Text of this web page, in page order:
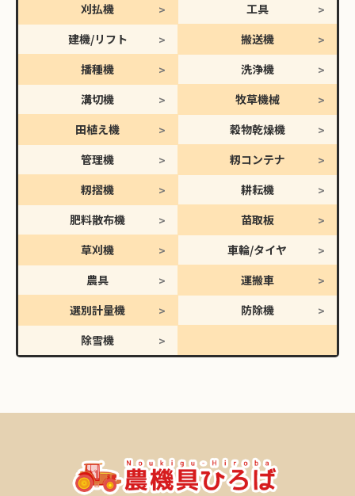
刈払機
工具
建機/リフト
搬送機
播種機
洗浄機
溝切機
牧草機械
田植え機
穀物乾燥機
管理機
籾コンテナ
籾摺機
耕耘機
肥料散布機
苗取板
草刈機
車輪/タイヤ
農具
運搬車
選別計量機
防除機
除雪機